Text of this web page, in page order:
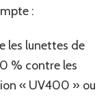
:
les lunettes de
% contre les
« UV400 » ou